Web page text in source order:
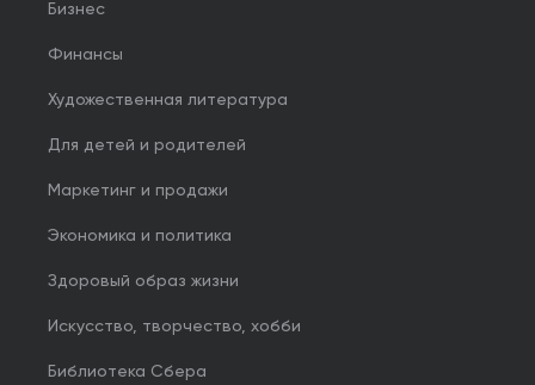
Бизнес
Финансы
Художественная литература
Для детей и родителей
Маркетинг и продажи
Экономика и политика
Здоровый образ жизни
Искусство, творчество, хобби
Библиотека Сбера